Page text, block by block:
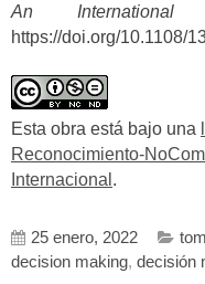
An International
https://doi.org/10.1108/
Esta obra está bajo una
Reconocimiento-
Internacional .
25 enero, 2022
decision making, decisión